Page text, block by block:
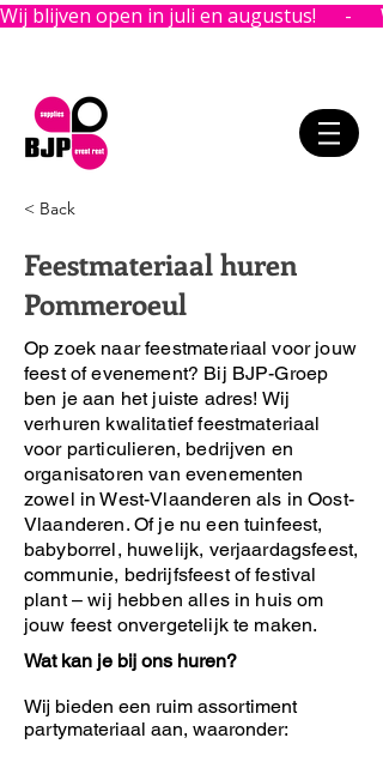
Wij blijven open in juli en augustus!      -
< Back
Feestmateriaal huren
Pommeroeul
Op zoek naar feestmateriaal voor jouw
feest of evenement? Bij BJP-Groep
ben je aan het juiste adres! Wij
verhuren kwalitatief feestmateriaal
voor particulieren, bedrijven en
organisatoren van evenementen
zowel in West-Vlaanderen als in Oost-
Vlaanderen. Of je nu een tuinfeest,
babyborrel, huwelijk, verjaardagsfeest,
communie, bedrijfsfeest of festival
plant – wij hebben alles in huis om
jouw feest onvergetelijk te maken.
Wat kan je bij ons huren?
Wij bieden een ruim assortiment
partymateriaal aan, waaronder: